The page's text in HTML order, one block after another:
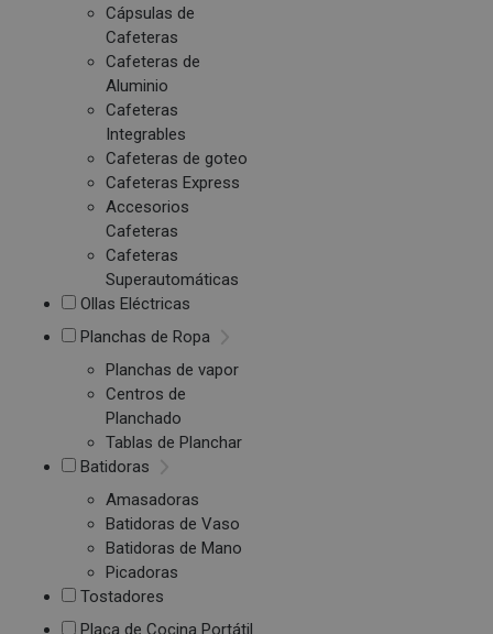
Cápsulas de
Cafeteras
Cafeteras de
Aluminio
Cafeteras
Integrables
Cafeteras de goteo
Cafeteras Express
Accesorios
Cafeteras
Cafeteras
Superautomáticas
Ollas Eléctricas
Planchas de Ropa
Planchas de vapor
Centros de
Planchado
Tablas de Planchar
Batidoras
Amasadoras
Batidoras de Vaso
Batidoras de Mano
Picadoras
Tostadores
Placa de Cocina Portátil